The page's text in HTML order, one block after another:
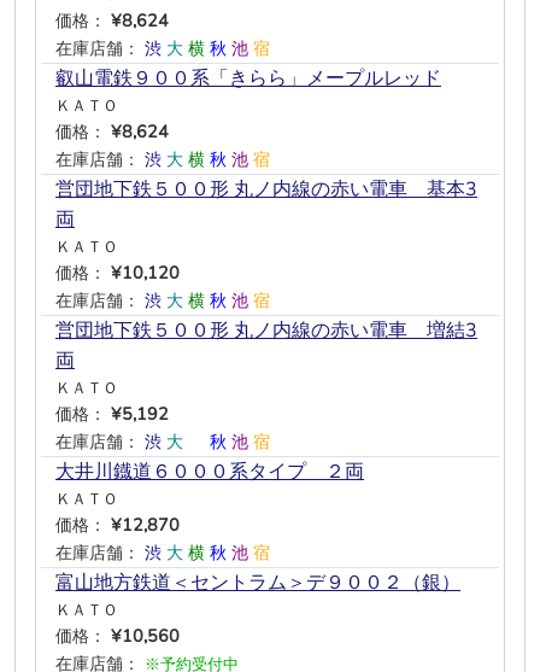
価格： ¥8,624
在庫店舗： 渋 大 横 秋 池 宿
叡山電鉄９００系「きらら」メープルレッド
ＫＡＴＯ
価格： ¥8,624
在庫店舗： 渋 大 横 秋 池 宿
営団地下鉄５００形 丸ノ内線の赤い電車 基本3
両
ＫＡＴＯ
価格： ¥10,120
在庫店舗： 渋 大 横 秋 池 宿
営団地下鉄５００形 丸ノ内線の赤い電車 増結3
両
ＫＡＴＯ
価格： ¥5,192
在庫店舗： 渋 大 秋 池 宿
大井川鐡道６０００系タイプ ２両
ＫＡＴＯ
価格： ¥12,870
在庫店舗： 渋 大 横 秋 池 宿
富山地方鉄道＜セントラム＞デ９００２（銀）
ＫＡＴＯ
価格： ¥10,560
在庫店舗：
※予約受付中